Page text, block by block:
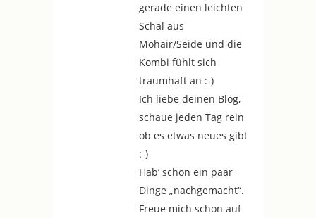
gerade einen leichten
Schal aus
Mohair/Seide und die
Kombi fühlt sich
traumhaft an :-)
Ich liebe deinen Blog,
schaue jeden Tag rein
ob es etwas neues gibt
:-)
Hab‘ schon ein paar
Dinge „nachgemacht“.
Freue mich schon auf